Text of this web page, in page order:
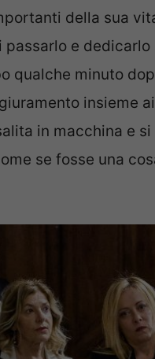
della sua
passarlo e dedicarlo
qualche minuto
insieme
in macchina e
se fosse una